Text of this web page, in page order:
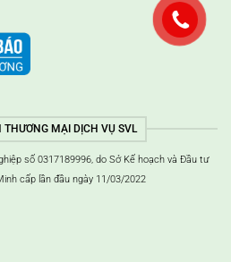
THƯƠNG MẠI DỊCH VỤ SVL
số 0317189996, do Sở Kế hoạch và Đầu tư
cấp lần đầu ngày 11/03/2022